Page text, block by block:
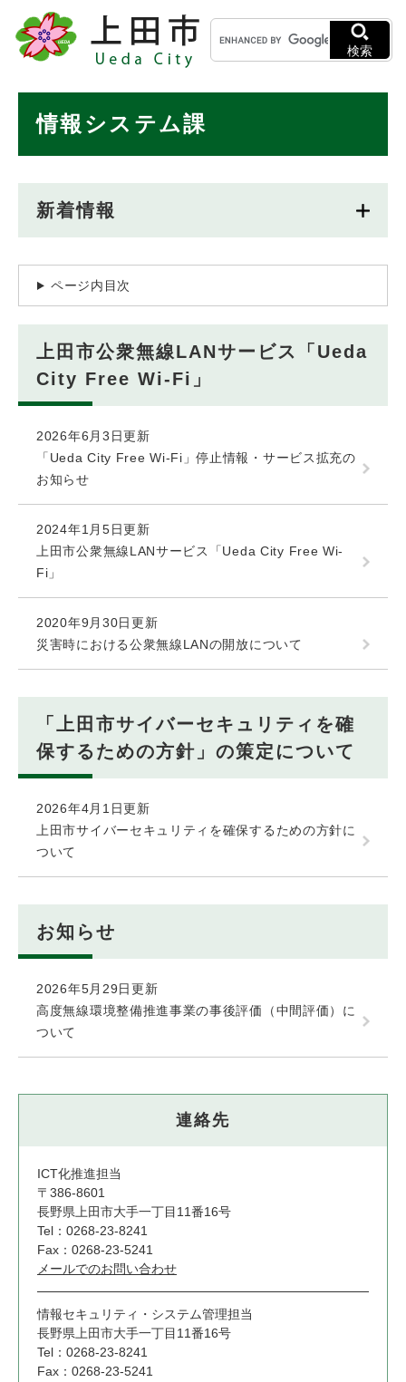
メニューを飛ばして本文へ
キ
ー
ワ
検索
情報システム課
新着情報
ページ内目次
上田市公衆無線LANサービス「Ueda
City Free Wi-Fi」
2026年6月3日更新
「Ueda City Free Wi-Fi」停止情報・サービス拡充の
お知らせ
2024年1月5日更新
上田市公衆無線LANサービス「Ueda City Free Wi-
Fi」
2020年9月30日更新
災害時における公衆無線LANの開放について
「上田市サイバーセキュリティを確
保するための方針」の策定について
2026年4月1日更新
上田市サイバーセキュリティを確保するための方針に
ついて
お知らせ
2026年5月29日更新
高度無線環境整備推進事業の事後評価（中間評価）に
ついて
連絡先
ICT化推進担当
〒386-8601
長野県上田市大手一丁目11番16号
Tel：0268-23-8241
Fax：0268-23-5241
メールでのお問い合わせ
情報セキュリティ・システム管理担当
長野県上田市大手一丁目11番16号
Tel：0268-23-8241
Fax：0268-23-5241